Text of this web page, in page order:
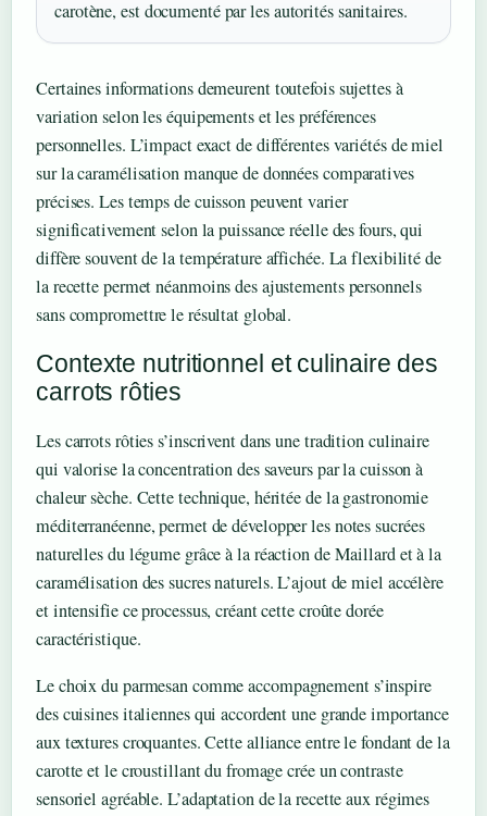
carotène, est documenté par les autorités sanitaires.
Certaines informations demeurent toutefois sujettes à
variation selon les équipements et les préférences
personnelles. L’impact exact de différentes variétés de miel
sur la caramélisation manque de données comparatives
précises. Les temps de cuisson peuvent varier
significativement selon la puissance réelle des fours, qui
diffère souvent de la température affichée. La flexibilité de
la recette permet néanmoins des ajustements personnels
sans compromettre le résultat global.
Contexte nutritionnel et culinaire des
carrots rôties
Les carrots rôties s’inscrivent dans une tradition culinaire
qui valorise la concentration des saveurs par la cuisson à
chaleur sèche. Cette technique, héritée de la gastronomie
méditerranéenne, permet de développer les notes sucrées
naturelles du légume grâce à la réaction de Maillard et à la
caramélisation des sucres naturels. L’ajout de miel accélère
et intensifie ce processus, créant cette croûte dorée
caractéristique.
Le choix du parmesan comme accompagnement s’inspire
des cuisines italiennes qui accordent une grande importance
aux textures croquantes. Cette alliance entre le fondant de la
carotte et le croustillant du fromage crée un contraste
sensoriel agréable. L’adaptation de la recette aux régimes